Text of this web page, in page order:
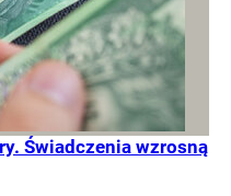
Świadczenia wzrosną